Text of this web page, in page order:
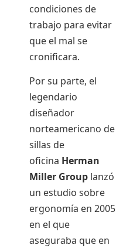
condiciones de
trabajo para evitar
que el mal se
cronificara.
Por su parte, el
legendario
diseñador
norteamericano de
sillas de
oficina Herman
Miller Group lanzó
un estudio sobre
ergonomía en 2005
en el que
aseguraba que en